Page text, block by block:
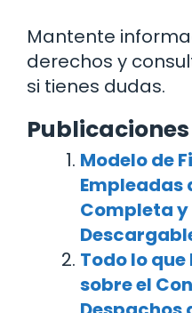
Mantente
derechos y
si tienes dudas.
Modelo de
Empleadas
Completa
Todo lo
sobre el